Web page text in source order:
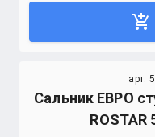
add_shopping_cart
арт.
Сальник ЕВРО
ROSTAR